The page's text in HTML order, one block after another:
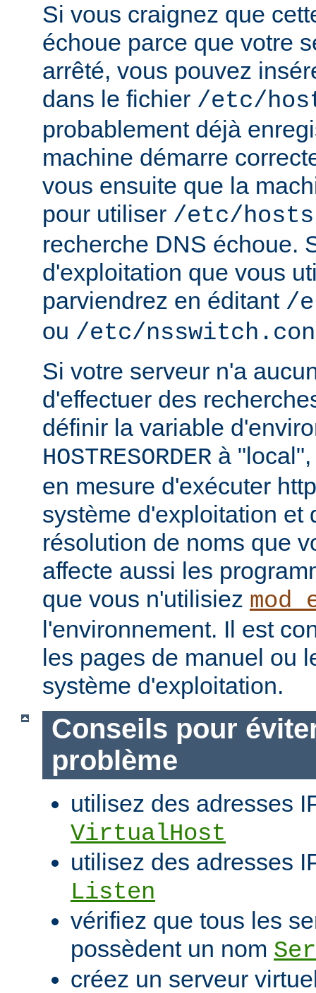
Si vous craignez que
échoue parce que votre
arrêté, vous pouvez
dans le fichier /etc/
probablement déjà
machine démarre
vous ensuite que la
pour utiliser /etc/hosts
recherche DNS échoue.
d'exploitation que vous
parviendrez en éditant /
ou /etc/
Si votre serveur n'a
d'effectuer des
définir la variable
HOSTRESORDER à
en mesure d'exécuter
système d'exploitation et
résolution de noms que
affecte aussi les
que vous n'utilisiez
l'environnement. Il est
les pages de manuel ou
système d'exploitation.
Conseils pour
problème
utilisez des adresses
VirtualHost
utilisez des adresses
Listen
vérifiez que tous les
possèdent un nom
créez un serveur